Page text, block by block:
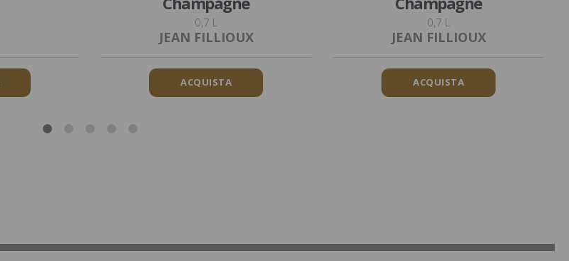
0,7 L
JEAN FILLIOUX
ACQUISTA
0,7 L
JEAN FILLIOUX
ACQUISTA